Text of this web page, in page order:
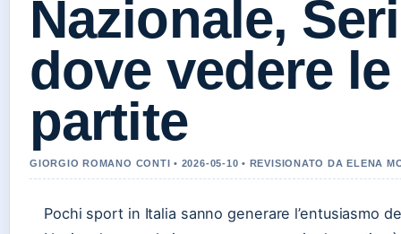
Nazionale,
dove vedere le
partite
GIORGIO ROMANO CONTI • 2026-05-10 • REVISIONATO DA ELENA
Pochi sport in Italia sanno generare l’entusiasmo